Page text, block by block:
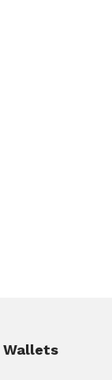
Wallets